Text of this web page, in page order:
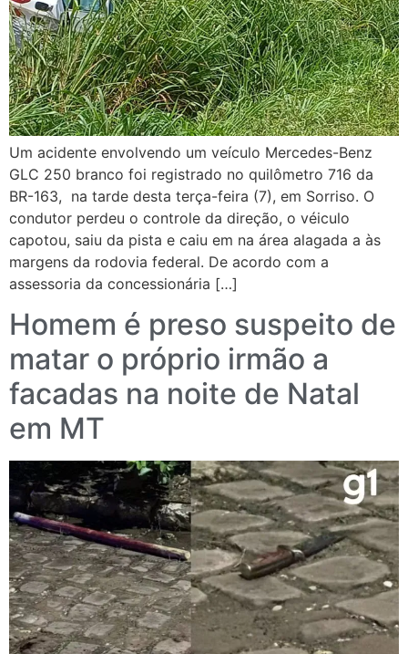
Um acidente envolvendo um veículo Mercedes-Benz
GLC 250 branco foi registrado no quilômetro 716 da
BR-163, na tarde desta terça-feira (7), em Sorriso. O
condutor perdeu o controle da direção, o véiculo
capotou, saiu da pista e caiu em na área alagada a às
margens da rodovia federal. De acordo com a
assessoria da concessionária […]
Homem é preso suspeito de
matar o próprio irmão a
facadas na noite de Natal
em MT